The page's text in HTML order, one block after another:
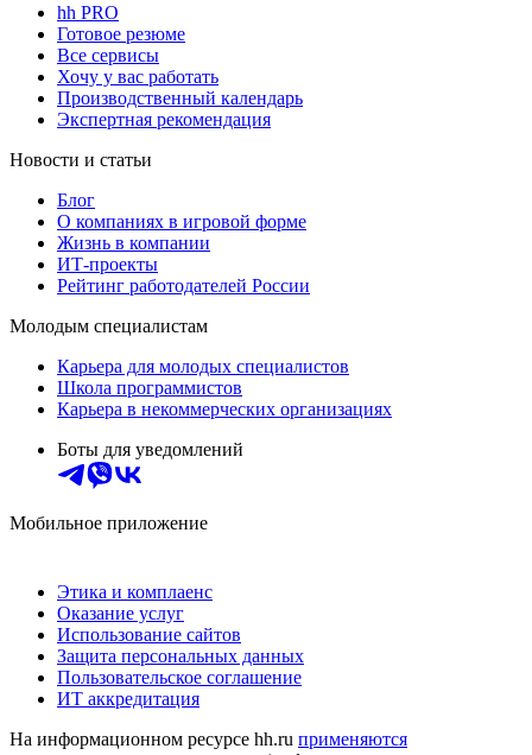
hh PRO
Готовое резюме
Все сервисы
Хочу у вас работать
Производственный календарь
Экспертная рекомендация
Новости и статьи
Блог
О компаниях в игровой форме
Жизнь в компании
ИТ-проекты
Рейтинг работодателей России
Молодым специалистам
Карьера для молодых специалистов
Школа программистов
Карьера в некоммерческих организациях
Боты для уведомлений
Мобильное приложение
Этика и комплаенс
Оказание услуг
Использование сайтов
Защита персональных данных
Пользовательское соглашение
ИТ аккредитация
На информационном ресурсе hh.ru применяются